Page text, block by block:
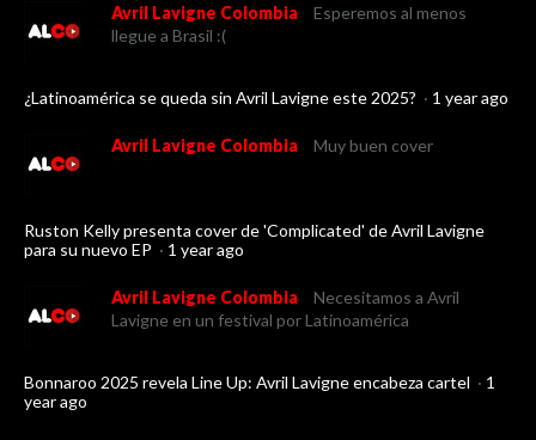
Avril Lavigne Colombia
Esperemos al menos
llegue a Brasil :(
¿Latinoamérica se queda sin Avril Lavigne este 2025? · 1 year ago
Avril Lavigne Colombia Muy buen cover
Ruston Kelly presenta cover de 'Complicated' de Avril Lavigne
para su nuevo EP · 1 year ago
Avril Lavigne Colombia
Necesitamos a Avril
Lavigne en un festival por Latinoamérica
Bonnaroo 2025 revela Line Up: Avril Lavigne encabeza cartel · 1
year ago